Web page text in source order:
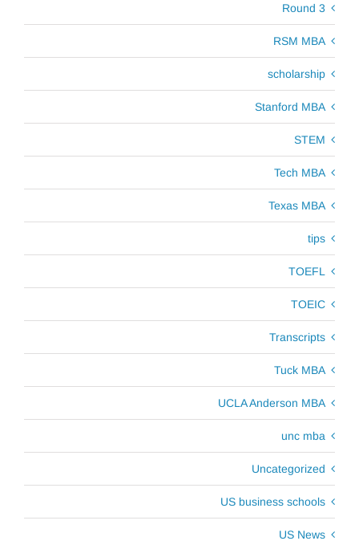
Round 3
RSM MBA
scholarship
Stanford MBA
STEM
Tech MBA
Texas MBA
tips
TOEFL
TOEIC
Transcripts
Tuck MBA
UCLA Anderson MBA
unc mba
Uncategorized
US business schools
US News